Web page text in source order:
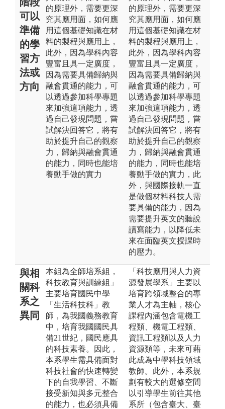
可以
準備
的學
習方
法或
方向
的原理外，需要更深
究其應用面，如何應
用這個基礎知識在材
料的製程與應用上，
此外，因為學科內容
豐富且具一定廣度，
因為需要具備歸納與
融會貫通的能力，可
以透過參加科學專題
來加強這項能力，透
過自己發現問題，嘗
試解決回答它，將有
助於提升自己的觀察
力，歸納與融會貫通
的能力，同時也能培
養動手做的實力
的原理外，需要更深
究其應用面，如何應
用這個基礎知識在材
料的製程與應用上，
此外，因為學科內容
豐富且具一定廣度，
因為需要具備歸納與
融會貫通的能力，可
以透過參加科學專題
來加強這項能力，透
過自己發現問題，嘗
試解決回答它，將有
助於提升自己的觀察
力，歸納與融會貫通
的能力，同時也能培
養動手做的實力，此
外，與國際接軌一直
是做個材料科技人需
要具備的能力，因為
需要提升英文的聽說
讀寫能力，以降低未
來在面臨英文授課時
的壓力。
與相
關科
系之
異同
本組為全師培系組，
科技教育與訓練組」
主要培育國民中學
「生活科技科」教
師，為我國義務教育
中，培育我國國民具
備21世紀，國民應具
的科技素養。因此，
本系學生需具備面對
科技社會的快速轉變
下的自我學習、不斷
接受新知與多元整合
的能力，也必須具備
「科技應用與人力資
源發展學系」主要以
培育跨領域整合的專
業人才為主軸，核心
課程內涵包含電機工
程類、機電工程類、
資訊工程類以及人力
資源類等，未來可藉
此成為中學科技領域
教師。此外，本系規
劃有較大的選修空間
以引導學生前往其他
系所（包含臺大、臺